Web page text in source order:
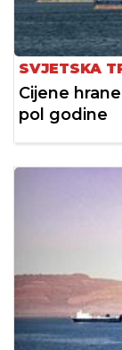
SVJETSKA
Cijene
pol godine